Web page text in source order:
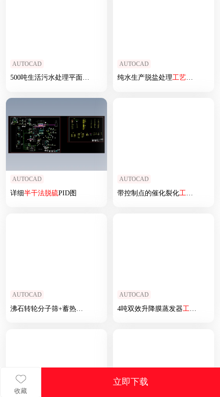
收藏
立即下载
AUTOCAD
500吨生活污水处理平面图
AUTOCAD
纯水生产脱盐处理工艺流程图
AUTOCAD
详细半干法脱硫PID图
AUTOCAD
带控制点的催化裂化工艺
AUTOCAD
沸石转轮分子筛+蓄热式燃烧RTO 工艺流程图
AUTOCAD
4吨双效升降膜蒸发器工艺